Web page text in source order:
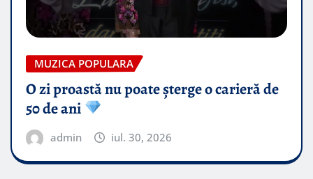
MUZICA POPULARA
O zi proastă nu poate șterge o carieră de
50 de ani
admin iul. 30, 2026